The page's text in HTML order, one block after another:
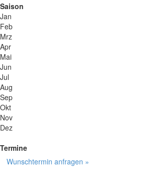
Saison
Jan
Feb
Mrz
Apr
Mai
Jun
Jul
Aug
Sep
Okt
Nov
Dez
Termine
Wunschtermin anfragen »